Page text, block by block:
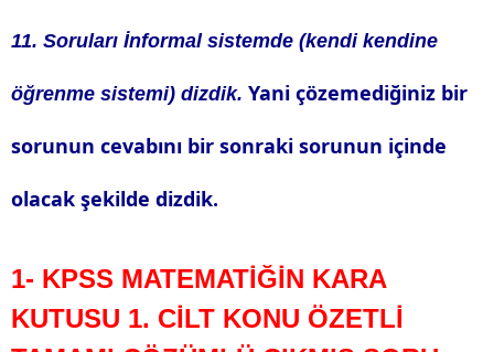
11. Soruları İnformal sistemde (kendi kendine
öğrenme sistemi) dizdik. Yani çözemediğiniz bir
sorunun cevabını bir sonraki sorunun içinde
olacak şekilde dizdik.
1- KPSS MATEMATİĞİN KARA
KUTUSU 1. CİLT KONU ÖZETLİ